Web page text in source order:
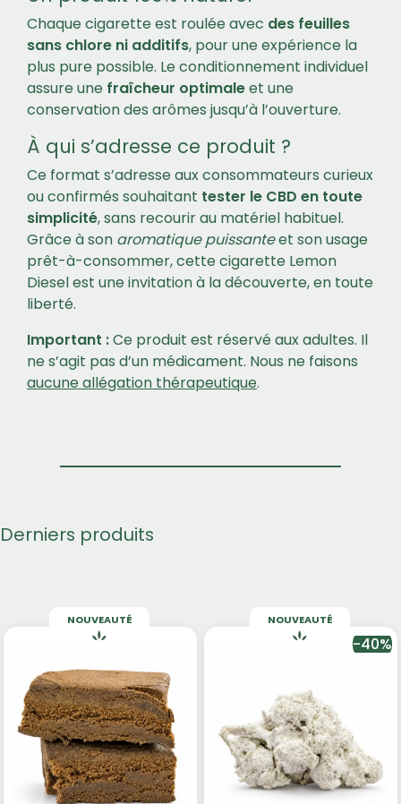
Chaque cigarette est roulée avec des feuilles
sans chlore ni additifs, pour une expérience la
plus pure possible. Le conditionnement individuel
assure une fraîcheur optimaleet une
conservation des arômes jusqu’à l’ouverture.
À qui s’adresse ce produit ?
Ce format s’adresse aux consommateurs curieux
ou confirmés souhaitant tester le CBD en toute
simplicité, sans recourir au matériel habituel.
Grâce à son aromatique puissanteet son usage
prêt-à-consommer, cette cigarette Lemon
Diesel est une invitation à la découverte, en toute
liberté.
Important :Ce produit est réservé aux adultes. Il
ne s’agit pas d’un médicament. Nous ne faisons
aucune allégation thérapeutique.
Derniers produits
NOUVEAUTÉ NOUVEAUTÉ
-40%